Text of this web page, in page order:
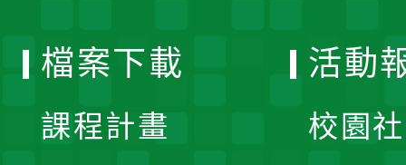
檔案下載
課程計畫
活動
校園